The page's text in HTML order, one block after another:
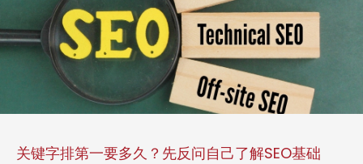
关键字排第一要多久？先反问自己了解SEO基础